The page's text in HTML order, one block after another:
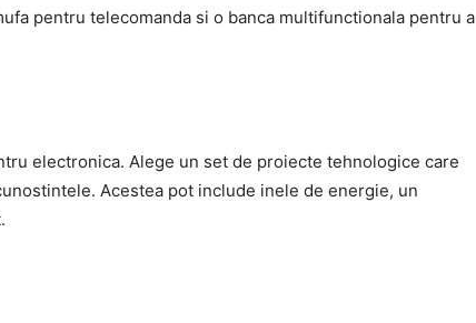
pentru telecomanda si o banca multifunctionala pentru a
electronica. Alege un set de proiecte tehnologice care
Acestea pot include inele de energie, un